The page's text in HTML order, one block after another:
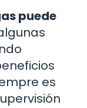
puede
es